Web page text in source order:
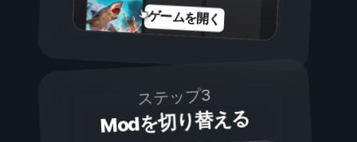
ゲームを開く
ステップ3
Modを切り替える